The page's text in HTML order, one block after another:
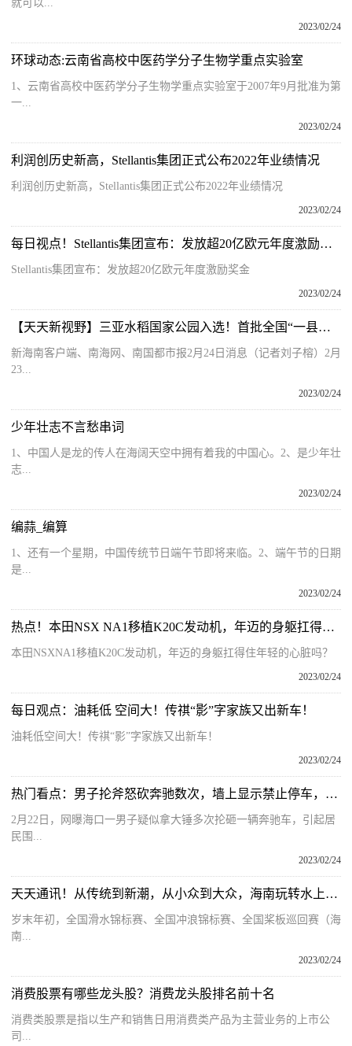
就可以...
2023/02/24
环球动态:云南省高校中医药学分子生物学重点实验室
1、云南省高校中医药学分子生物学重点实验室于2007年9月批准为第
一...
2023/02/24
利润创历史新高，Stellantis集团正式公布2022年业绩情况
利润创历史新高，Stellantis集团正式公布2022年业绩情况
2023/02/24
每日视点！Stellantis集团宣布：发放超20亿欧元年度激励奖金
Stellantis集团宣布：发放超20亿欧元年度激励奖金
2023/02/24
【天天新视野】三亚水稻国家公园入选！首批全国“一县一品”特色文化艺术典型案例名单公示
新海南客户端、南海网、南国都市报2月24日消息（记者刘子榕）2月
23...
2023/02/24
少年壮志不言愁串词
1、中国人是龙的传人在海阔天空中拥有着我的中国心。2、是少年壮
志...
2023/02/24
编蒜_编算
1、还有一个星期，中国传统节日端午节即将来临。2、端午节的日期
是...
2023/02/24
热点！本田NSX NA1移植K20C发动机，年迈的身躯扛得住年轻的心脏吗？
本田NSXNA1移植K20C发动机，年迈的身躯扛得住年轻的心脏吗？
2023/02/24
每日观点：油耗低 空间大！传祺“影”字家族又出新车！
油耗低空间大！传祺“影”字家族又出新车！
2023/02/24
热门看点：男子抡斧怒砍奔驰数次，墙上显示禁止停车，警方：系医疗费用纠纷，其酒后上门打砸
2月22日，网曝海口一男子疑似拿大锤多次抡砸一辆奔驰车，引起居
民围...
2023/02/24
天天通讯！从传统到新潮，从小众到大众，海南玩转水上运动！
岁末年初，全国滑水锦标赛、全国冲浪锦标赛、全国桨板巡回赛（海
南...
2023/02/24
消费股票有哪些龙头股？消费龙头股排名前十名
​消费类股票是指以生产和销售日用消费类产品为主营业务的上市公
司...